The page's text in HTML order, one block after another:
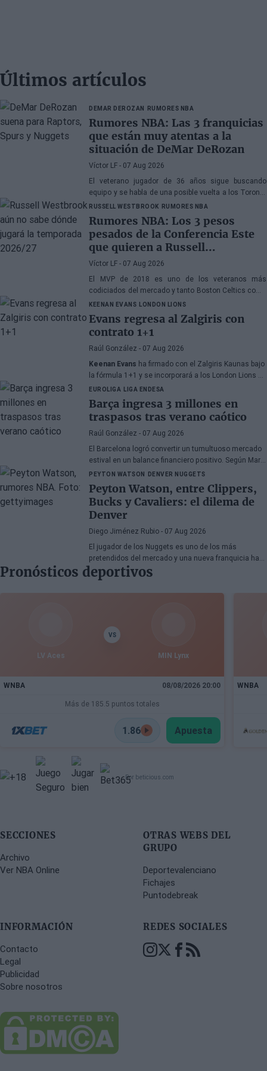
Últimos artículos
DEMAR DEROZAN RUMORES NBA
Rumores NBA: Las 3 franquicias
que están muy atentas a la
situación de DeMar DeRozan
Víctor LF - 07 Aug 2026
El veterano jugador de 36 años sigue buscando
equipo y se habla de una posible vuelta a los Toronto
Raptors o San Antonio Spurs, mientras Denver
Nuggets también forma parte de la ecuación
RUSSELL WESTBROOK RUMORES NBA
Rumores NBA: Los 3 pesos
pesados de la Conferencia Este
que quieren a Russell
Westbrook
Víctor LF - 07 Aug 2026
El MVP de 2018 es uno de los veteranos más
codiciados del mercado y tanto Boston Celtics como
Cleveland Cavaliers y Detroit Pistons estarían
interesados en hacerse con sus servicios
KEENAN EVANS LONDON LIONS
Evans regresa al Zalgiris con
contrato 1+1
Raúl González - 07 Aug 2026
Keenan Evans ha firmado con el Zalgiris Kaunas bajo
la fórmula 1+1 y se incorporará a los London Lions en
calidad de cedido durante la temporada 2026/27. El
base estadounidense continúa su proceso de
recuperación tras las lesiones sufridas en los
últimos meses.
EUROLIGA LIGA ENDESA
Barça ingresa 3 millones en
traspasos tras verano caótico
Raúl González - 07 Aug 2026
El Barcelona logró convertir un tumultuoso mercado
estival en un balance financiero positivo. Según Marc
Mundet, la sección azulgrana ingresó cerca de tres
millones de euros procedentes de salidas de
jugadores, a pesar de un proceso de transferencias
marcado por la incertidumbre y los cambios de
última hora.
PEYTON WATSON DENVER NUGGETS
Peyton Watson, entre Clippers,
Bucks y Cavaliers: el dilema de
Denver
Diego Jiménez Rubio - 07 Aug 2026
El jugador de los Nuggets es uno de los más
pretendidos del mercado y una nueva franquicia ha
entrado en la puja.
Pronósticos deportivos
LV Aces
VS
MIN Lynx
WNBA 08/08/2026 20:00
Más de 185.5 puntos totales
1.86 Apuesta
WNBA
Por beticious.com
SECCIONES
Archivo
Ver NBA Online
OTRAS WEBS DEL
GRUPO
Deportevalenciano
Fichajes
Puntodebreak
INFORMACIÓN
Contacto
Legal
Publicidad
Sobre nosotros
REDES SOCIALES